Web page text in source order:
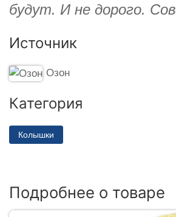
будут. И не дорого.
Источник
Озон
Категория
Колышки
Подробнее о товаре